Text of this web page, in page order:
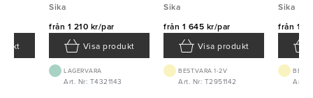
Sika
från 1 210 kr/par
Visa produkt
LAGERVARA
Art. Nr: T4321143
Sika
från 1 645 kr/par
Visa produkt
BEST.VARA 1-2V
Art. Nr: T2951142
Sika
från 1
Art.